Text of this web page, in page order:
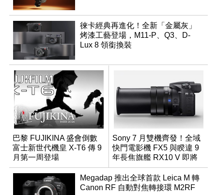
徠卡經典再進化！全新「金屬灰」
烤漆工藝登場，M11-P、Q3、D-
Lux 8 領銜換裝
巴黎 FUJIKINA 盛會倒數
富士新世代機皇 X-T6 傳 9
月第一周登場
Sony 7 月雙機齊發！全域
快門電影機 FX5 與睽違 9
年長焦旗艦 RX10 V 即將
登場
Megadap 推出全球首款 Leica M 轉
Canon RF 自動對焦轉接環 M2RF